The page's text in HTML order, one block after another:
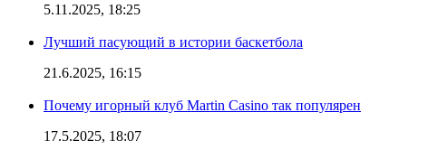
5.11.2025, 18:25
Лучший пасующий в истории баскетбола
21.6.2025, 16:15
Почему игорный клуб Martin Casino так популярен
17.5.2025, 18:07